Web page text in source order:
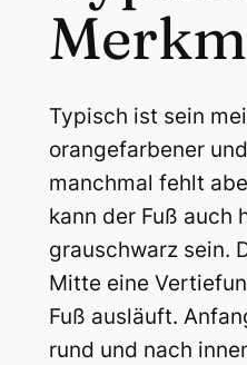
Typisch ist sein
orangefarbener
manchmal fehlt
kann der Fuß auch
grauschwarz sein.
Mitte eine
Fuß ausläuft.
rund und nach